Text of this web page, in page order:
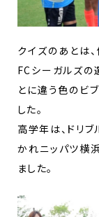
クイズのあとは
FCシーガルズの
とに違う色のビ
した。
高学年は、ドリ
かれニッパツ横
ました。